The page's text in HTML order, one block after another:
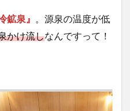
鉱泉』 。源泉の温度が低
かけ流しなんですって！